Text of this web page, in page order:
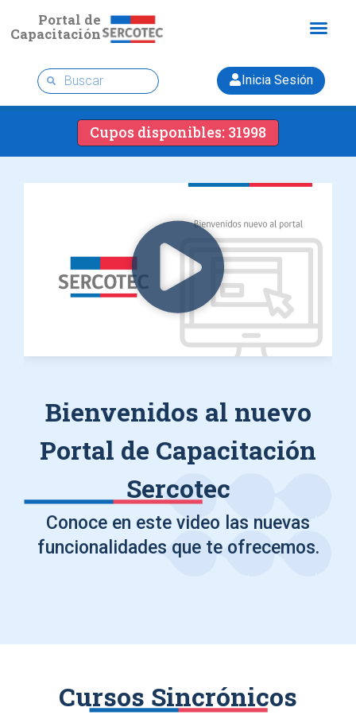
Portal de
Capacitación
Inicia Sesión
Cupos disponibles: 31998
Bienvenidos al nuevo
Portal de Capacitación
Sercotec
Conoce en este video las nuevas
funcionalidades que te ofrecemos.
Cursos Sincrónicos